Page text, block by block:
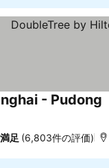
- Pudong
満足 (6,803件の評価)